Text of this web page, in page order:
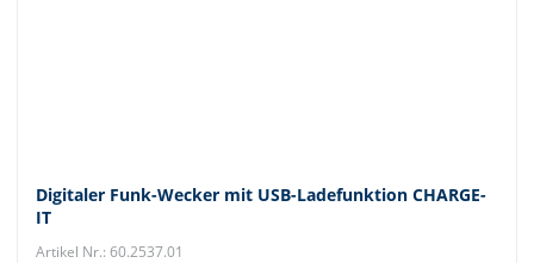
Digitaler Funk-Wecker mit USB-Ladefunktion CHARGE-
IT
Artikel Nr.: 60.2537.01